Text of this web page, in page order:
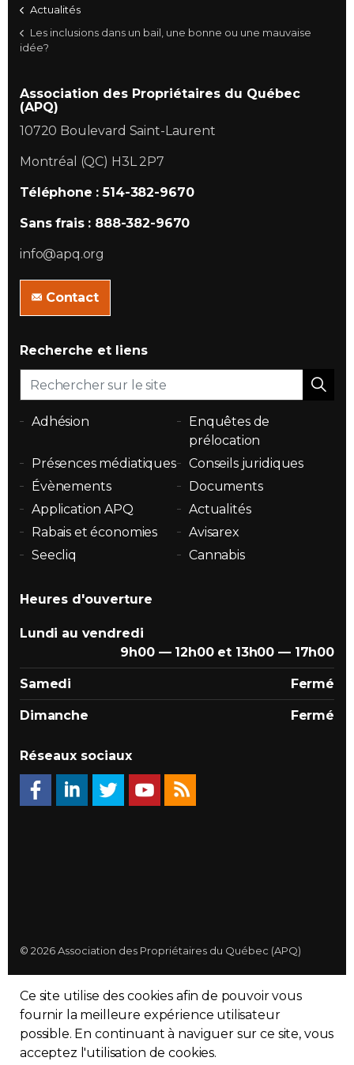
Actualités
Les inclusions dans un bail, une bonne ou une mauvaise
idée?
Association des Propriétaires du Québec
(APQ)
10720 Boulevard Saint-Laurent
Montréal (QC) H3L 2P7
Téléphone : 514-382-9670
Sans frais : 888-382-9670
info@apq.org
Contact
Recherche et liens
Adhésion
Enquêtes de
prélocation
Présences médiatiques
Conseils juridiques
Évènements
Documents
Application APQ
Actualités
Rabais et économies
Avisarex
Seecliq
Cannabis
Heures d'ouverture
Lundi au vendredi
9h00 — 12h00 et 13h00 — 17h00
Samedi Fermé
Dimanche Fermé
Réseaux sociaux
© 2026 Association des Propriétaires du Québec (APQ)
Plan du site
Made with
Ce site utilise des cookies afin de pouvoir vous
fournir la meilleure expérience utilisateur
possible. En continuant à naviguer sur ce site, vous
acceptez l'utilisation de cookies.